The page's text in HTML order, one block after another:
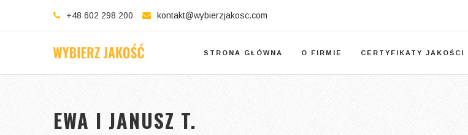
+48 602 298 200 kontakt@wybierzjakosc.com
STRONA GŁÓWNA O FIRMIE CERTYFIKATY JAKOŚCI
EWA I JANUSZ T.